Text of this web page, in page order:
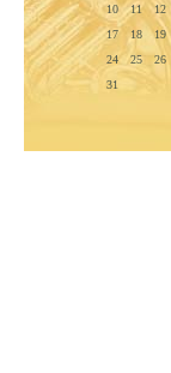
10
11 12
17
18 19
24
25 26
31